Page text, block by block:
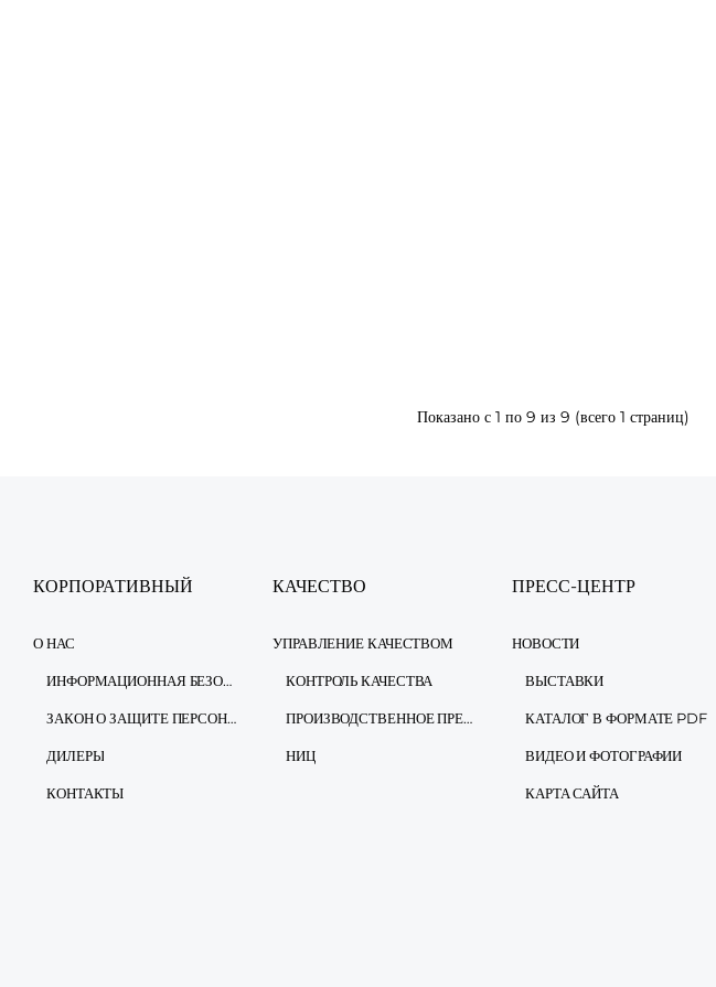
Показано с 1 по 9 из 9 (всего 1 страниц)
КОРПОРАТИВНЫЙ
О НАС
ИНФОРМАЦИОННАЯ БЕЗОПАСНОСТЬ
ЗАКОН О ЗАЩИТЕ ПЕРСОНАЛЬНЫХ ДАННЫХ
ДИЛЕРЫ
КОНТАКТЫ
КАЧЕСТВО
УПРАВЛЕНИЕ КАЧЕСТВОМ
КОНТРОЛЬ КАЧЕСТВА
ПРОИЗВОДСТВЕННОЕ ПРЕДПРИЯТИЕ
НИЦ
ПРЕСС-ЦЕНТР
НОВОСТИ
ВЫСТАВКИ
КАТАЛОГ В ФОРМАТЕ PDF
ВИДЕО И ФОТОГРАФИИ
КАРТА САЙТА